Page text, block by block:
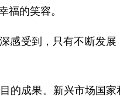
福的笑容。
感受到，只有不断发展
的成果。新兴市场国家